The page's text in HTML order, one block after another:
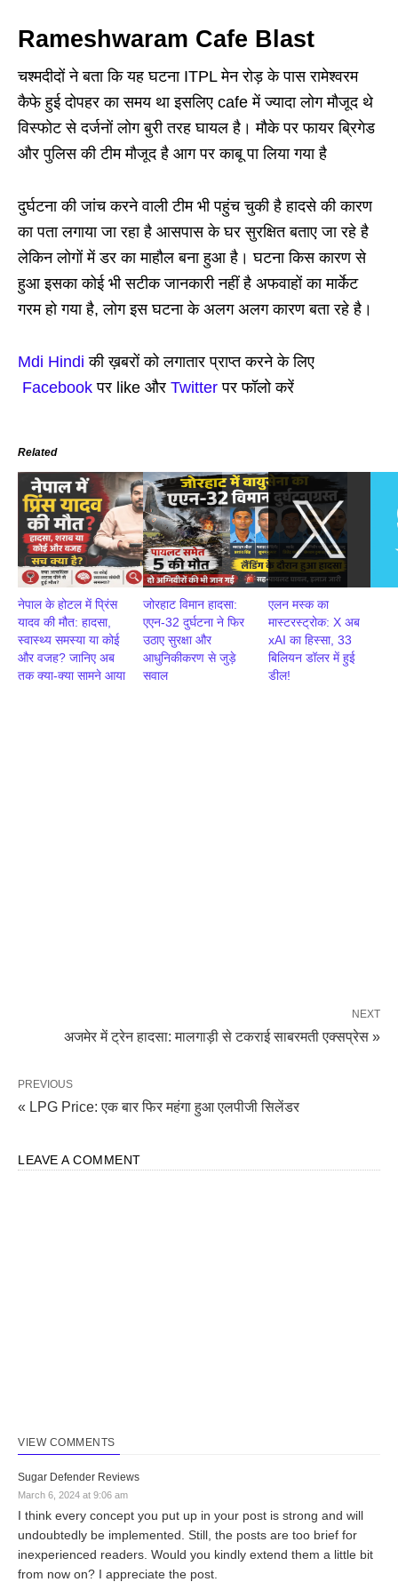
Rameshwaram Cafe Blast
चश्मदीदों ने बता कि यह घटना ITPL मेन रोड़ के पास रामेश्वरम
कैफे हुई दोपहर का समय था इसलिए cafe में ज्यादा लोग मौजूद थे
विस्फोट से दर्जनों लोग बुरी तरह घायल है। मौके पर फायर ब्रिगेड
और पुलिस की टीम मौजूद है आग पर काबू पा लिया गया है
दुर्घटना की जांच करने वाली टीम भी पहुंच चुकी है हादसे की कारण
का पता लगाया जा रहा है आसपास के घर सुरक्षित बताए जा रहे है
लेकिन लोगों में डर का माहौल बना हुआ है। घटना किस कारण से
हुआ इसका कोई भी सटीक जानकारी नहीं है अफवाहों का मार्केट
गरम हो गया है, लोग इस घटना के अलग अलग कारण बता रहे है।
Mdi Hindi की ख़बरों को लगातार प्राप्त करने के लिए
Facebook पर like और Twitterपर फॉलो करें
Related
नेपाल के होटल में प्रिंस
यादव की मौत: हादसा,
स्वास्थ्य समस्या या कोई
और वजह? जानिए अब
तक क्या-क्या सामने आया
जोरहाट विमान हादसा:
एएन-32 दुर्घटना ने फिर
उठाए सुरक्षा और
आधुनिकीकरण से जुड़े
सवाल
एलन मस्क का
मास्टरस्ट्रोक: X अब
xAI का हिस्सा, 33
बिलियन डॉलर में हुई
डील!
NEXT
अजमेर में ट्रेन हादसा: मालगाड़ी से टकराई साबरमती एक्सप्रेस »
PREVIOUS
« LPG Price: एक बार फिर महंगा हुआ एलपीजी सिलेंडर
LEAVE A COMMENT
VIEW COMMENTS
Sugar Defender Reviews
March 6, 2024 at 9:06 am
I think every concept you put up in your post is strong and will
undoubtedly be implemented. Still, the posts are too brief for
inexperienced readers. Would you kindly extend them a little bit
from now on? I appreciate the post.